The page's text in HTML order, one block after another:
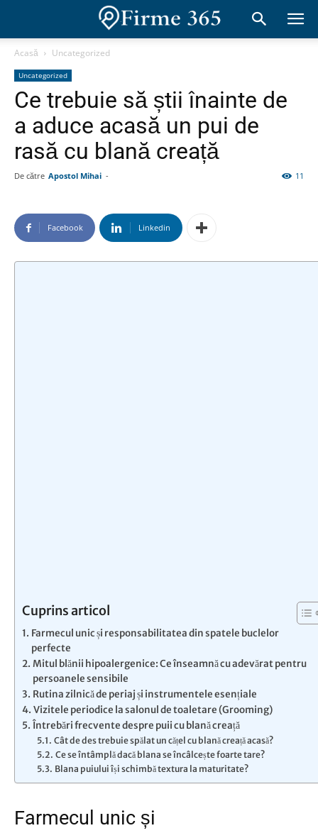
Acasă Uncategorized
Uncategorized
Ce trebuie să știi înainte de
a aduce acasă un pui de
rasă cu blană creață
De către Apostol Mihai - 11
Facebook Linkedin
Cuprins articol
Farmecul unic și responsabilitatea din spatele buclelor
perfecte
Mitul blănii hipoalergenice: Ce înseamnă cu adevărat pentru
persoanele sensibile
Rutina zilnică de periaj și instrumentele esențiale
Vizitele periodice la salonul de toaletare (Grooming)
Întrebări frecvente despre puii cu blană creață
Cât de des trebuie spălat un cățel cu blană creață acasă?
Ce se întâmplă dacă blana se încâlcește foarte tare?
Blana puiului își schimbă textura la maturitate?
Farmecul unic și